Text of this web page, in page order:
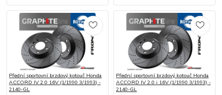
Přední sportovní brzdový kotouč Honda
ACCORD IV 2.0 16V (1/1990 3/1993) -
2140-GL
Přední sportovní brzdový kotouč Honda
ACCORD IV 2.0 i 16V (1/1990 3/1993) -
2140-GL